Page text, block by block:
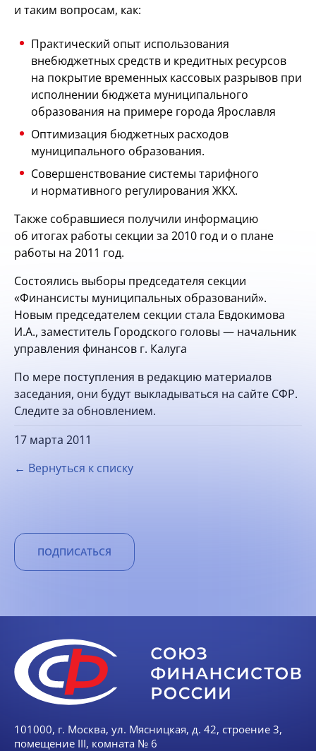
и таким вопросам, как:
Практический опыт использования
внебюджетных средств и кредитных ресурсов
на покрытие временных кассовых разрывов при
исполнении бюджета муниципального
образования на примере города Ярославля
Оптимизация бюджетных расходов
муниципального образования.
Совершенствование системы тарифного
и нормативного регулирования ЖКХ.
Также собравшиеся получили информацию
об итогах работы секции за 2010 год и о плане
работы на 2011 год.
Состоялись выборы председателя секции
«Финансисты муниципальных образований».
Новым председателем секции стала Евдокимова
И.А., заместитель Городского головы — начальник
управления финансов г. Калуга
По мере поступления в редакцию материалов
заседания, они будут выкладываться на сайте СФР.
Следите за обновлением.
17 марта 2011
← Вернуться к списку
ПОДПИСАТЬСЯ
101000, г. Москва, ул. Мясницкая, д. 42, строение 3,
помещение III, комната № 6